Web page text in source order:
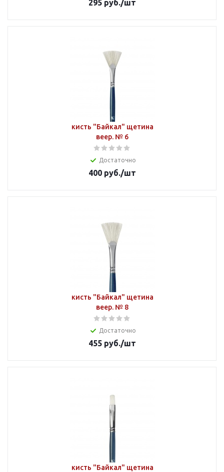
295 руб./шт
кисть "Байкал" щетина
веер. № 6
Достаточно
400 руб./шт
кисть "Байкал" щетина
веер. № 8
Достаточно
455 руб./шт
кисть "Байкал" щетина